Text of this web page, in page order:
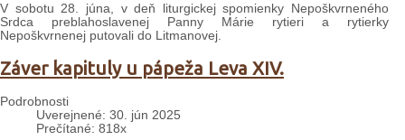
V sobotu 28. júna, v deň liturgickej spomienky Nepoškvrneného
Srdca preblahoslavenej Panny Márie rytieri a rytierky
Nepoškvrnenej putovali do Litmanovej.
Záver kapituly u pápeža Leva XIV.
Podrobnosti
Uverejnené: 30. jún 2025
Prečítané: 818x